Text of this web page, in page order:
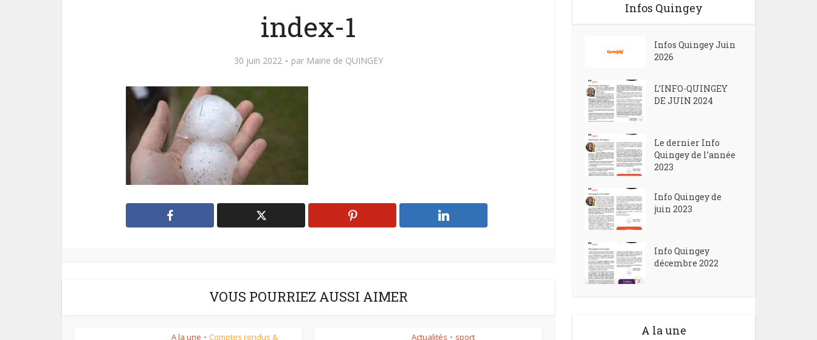
index-1
30 juin 2022 par Mairie de QUINGEY
VOUS POURRIEZ AUSSI AIMER
A la une • Comptes rendus &
Actualités • sport
Infos Quingey
Infos Quingey Juin
2026
L’INFO-QUINGEY
DE JUIN 2024
Le dernier Info
Quingey de l’année
2023
Info Quingey de
juin 2023
Info Quingey
décembre 2022
A la une